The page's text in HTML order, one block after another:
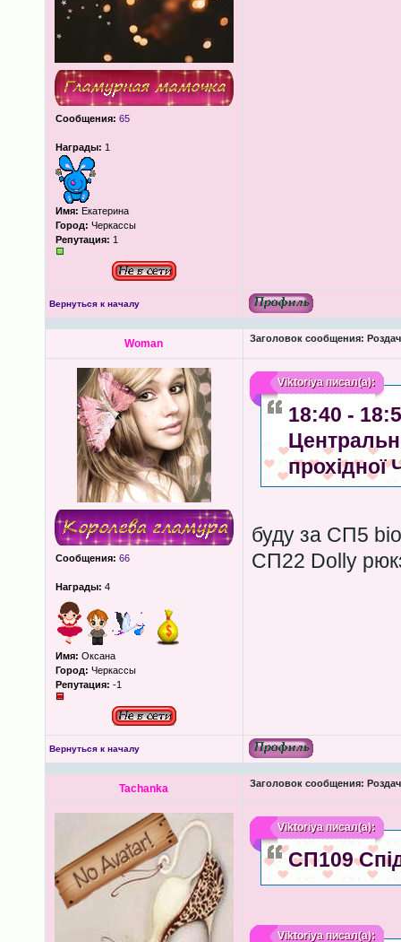
Сообщения: 65
Награды: 1
Имя: Екатерина
Город: Черкассы
Репутация: 1
Вернуться к началу
Woman Заголовок сообщения:
Сообщения: 66
Награды: 4
Имя: Оксана
Город: Черкассы
Репутация: -1
Viktoriyaписал(а):
18:40 -
прохідної
буду за СП5
СП22 Dolly
Вернуться к началу
Tachanka Заголовок сообщения:
Viktoriyaписал(а):
СП109
Viktoriyaписал(а):